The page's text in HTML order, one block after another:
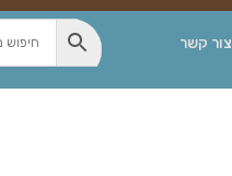
צור קשר